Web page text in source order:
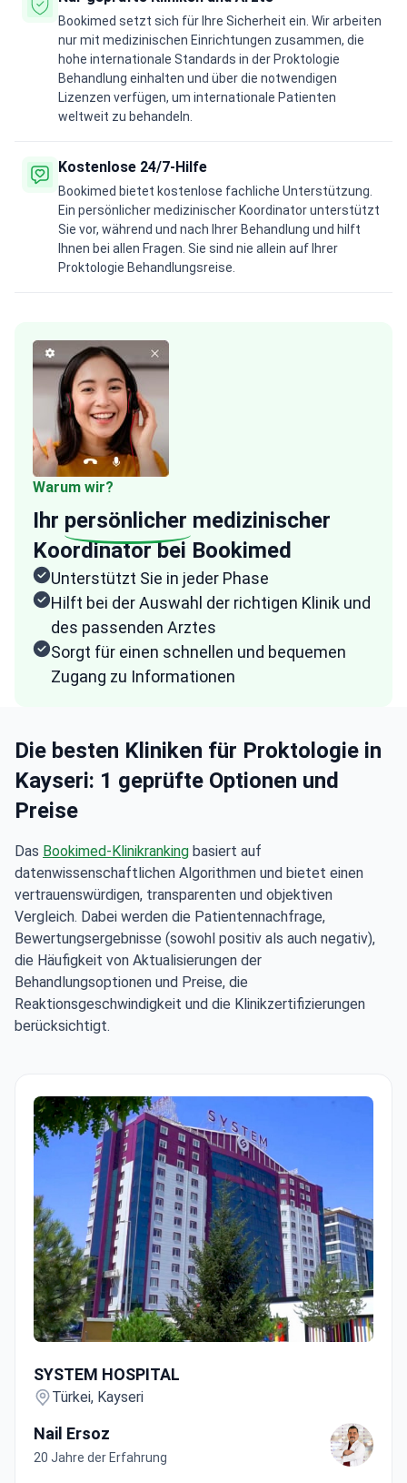
Bookimed setzt sich für Ihre Sicherheit ein. Wir arbeiten
nur mit medizinischen Einrichtungen zusammen, die
hohe internationale Standards in der Proktologie
Behandlung einhalten und über die notwendigen
Lizenzen verfügen, um internationale Patienten
weltweit zu behandeln.
Kostenlose 24/7-Hilfe
Bookimed bietet kostenlose fachliche Unterstützung.
Ein persönlicher medizinischer Koordinator unterstützt
Sie vor, während und nach Ihrer Behandlung und hilft
Ihnen bei allen Fragen. Sie sind nie allein auf Ihrer
Proktologie Behandlungsreise.
Warum wir?
Ihr persönlicher medizinischer
Koordinator bei Bookimed
Unterstützt Sie in jeder Phase
Hilft bei der Auswahl der richtigen Klinik und
des passenden Arztes
Sorgt für einen schnellen und bequemen
Zugang zu Informationen
Die besten Kliniken für Proktologie in
Kayseri: 1 geprüfte Optionen und
Preise
Das Bookimed-Klinikranking basiert auf
datenwissenschaftlichen Algorithmen und bietet einen
vertrauenswürdigen, transparenten und objektiven
Vergleich. Dabei werden die Patientennachfrage,
Bewertungsergebnisse (sowohl positiv als auch negativ),
die Häufigkeit von Aktualisierungen der
Behandlungsoptionen und Preise, die
Reaktionsgeschwindigkeit und die Klinikzertifizierungen
berücksichtigt.
SYSTEM HOSPITAL
Türkei, Kayseri
Nail Ersoz
20 Jahre der Erfahrung